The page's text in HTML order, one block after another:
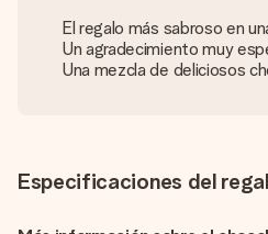
El regalo más sabroso en
Un agradecimiento muy
Una mezcla de deliciosos
Especificaciones del